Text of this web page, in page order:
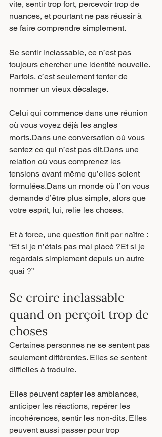
vite, sentir trop fort, percevoir trop de
nuances, et pourtant ne pas réussir à
se faire comprendre simplement.
Se sentir inclassable, ce n’est pas
toujours chercher une identité nouvelle.
Parfois, c’est seulement tenter de
nommer un vieux décalage.
Celui qui commence dans une réunion
où vous voyez déjà les angles
morts.Dans une conversation où vous
sentez ce qui n’est pas dit.Dans une
relation où vous comprenez les
tensions avant même qu’elles soient
formulées.Dans un monde où l’on vous
demande d’être plus simple, alors que
votre esprit, lui, relie les choses.
Et à force, une question finit par naître :
“Et si je n’étais pas mal placé ?Et si je
regardais simplement depuis un autre
quai ?”
Se croire inclassable
quand on perçoit trop de
choses
Certaines personnes ne se sentent pas
seulement différentes. Elles se sentent
difficiles à traduire.
Elles peuvent capter les ambiances,
anticiper les réactions, repérer les
incohérences, sentir les non-dits. Elles
peuvent aussi passer pour trop